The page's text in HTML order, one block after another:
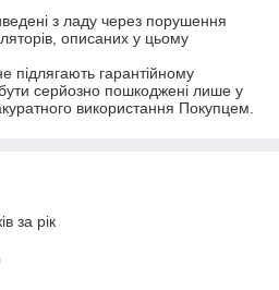
з ладу через порушення
описаних у цьому
підлягають гарантійному
серйозно пошкоджені лише у
використання Покупцем.
за рік